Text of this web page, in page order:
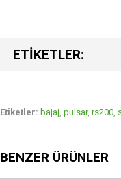
ETIKETLER:
Etiketler: bajaj, pulsar, rs200,
BENZER ÜRÜNLER